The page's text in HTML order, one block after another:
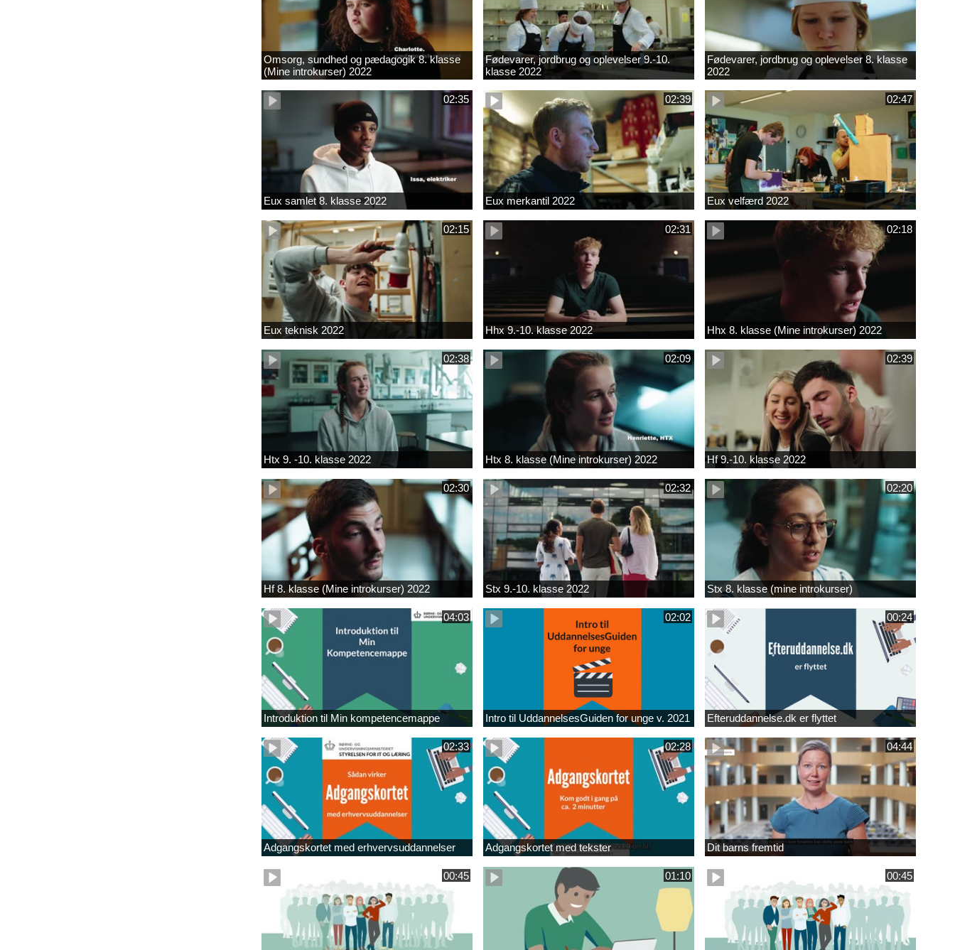
Omsorg, sundhed og pædagogik 8. klasse
(Mine introkurser) 2022
Fødevarer, jordbrug og oplevelser 9.-10.
klasse 2022
Fødevarer, jordbrug og oplevelser 8. klasse
2022
02:35
Eux samlet 8. klasse 2022
02:39
Eux merkantil 2022
02:47
Eux velfærd 2022
02:15
Eux teknisk 2022
02:31
Hhx 9.-10. klasse 2022
02:18
Hhx 8. klasse (Mine introkurser) 2022
02:38
Htx 9. -10. klasse 2022
02:09
Htx 8. klasse (Mine introkurser) 2022
02:39
Hf 9.-10. klasse 2022
02:30
Hf 8. klasse (Mine introkurser) 2022
02:32
Stx 9.-10. klasse 2022
02:20
Stx 8. klasse (mine introkurser)
04:03
Introduktion til Min kompetencemappe
02:02
Intro til UddannelsesGuiden for unge v. 2021
00:24
Efteruddannelse.dk er flyttet
02:33
Adgangskortet med erhvervsuddannelser
02:28
Adgangskortet med tekster
04:44
Dit barns fremtid
00:45 01:10 00:45